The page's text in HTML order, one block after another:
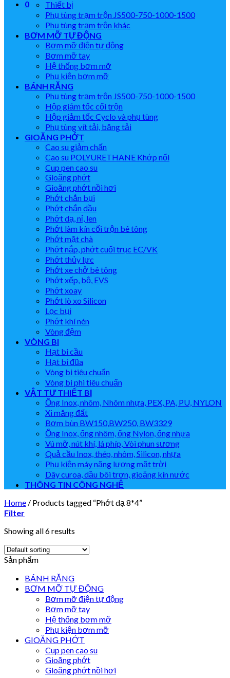
0
Thiết bị
Phụ tùng trạm trộn JS500-750-1000-1500
Phụ tùng trạm trộn khác
BƠM MỠ TỰ ĐỘNG
Bơm mỡ điện tự động
Bơm mỡ tay
Hệ thống bơm mỡ
Phụ kiện bơm mỡ
BÁNH RĂNG
Phụ tùng trạm trộn JS500-750-1000-1500
Hộp giảm tốc cối trộn
Hộp giảm tốc Cyclo và phụ tùng
Phụ tùng vít tải, băng tải
GIOĂNG PHỚT
Cao su giảm chấn
Cao su POLYURETHANE Khớp nối
Cup pen cao su
Gioăng phớt
Gioăng phớt nồi hơi
Phớt chắn bụi
Phớt chắn dầu
Phớt dạ, nỉ, len
Phớt làm kín cối trộn bê tông
Phớt mặt chà
Phớt nắp, phớt cuối trục EC/VK
Phớt thủy lực
Phớt xe chở bê tông
Phớt xếp, bộ, EVS
Phớt xoay
Phớt lò xo Silicon
Lọc bụi
Phớt khí nén
Vòng đệm
VÒNG BI
Hạt bi cầu
Hạt bi đũa
Vòng bi tiêu chuẩn
Vòng bi phi tiêu chuẩn
VẬT TƯ THIẾT BỊ
Ống Inox, nhôm, Nhôm nhựa, PEX, PA, PU, NYLON
Xi măng đất
Bơm bùn BW150,BW250, BW3329
Ống Inox, ống nhôm, ống Nylon, ống nhựa
Vú mỡ, nút khí, lá phíp, Vòi phun sương
Quả cầu Inox, thép, nhôm, Silicon, nhựa
Phụ kiện máy năng lượng mặt trời
Dây curoa, dầu bôi trơn, gioăng kín nước
THÔNG TIN CÔNG NGHỆ
Home / Products tagged “Phớt dạ 8*4”
Filter
Showing all 6 results
Sản phẩm
BÁNH RĂNG
BƠM MỠ TỰ ĐỘNG
Bơm mỡ điện tự động
Bơm mỡ tay
Hệ thống bơm mỡ
Phụ kiện bơm mỡ
GIOĂNG PHỚT
Cup pen cao su
Gioăng phớt
Gioăng phớt nồi hơi